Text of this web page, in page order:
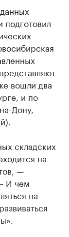
вошли два
и по
Дону,
складских
на
—
И чем
на